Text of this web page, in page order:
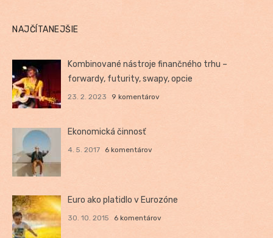
NAJČÍTANEJŠIE
Kombinované nástroje finančného trhu –
forwardy, futurity, swapy, opcie
23. 2. 2023 9 komentárov
Ekonomická činnosť
4. 5. 2017 6 komentárov
Euro ako platidlo v Eurozóne
30. 10. 2015 6 komentárov